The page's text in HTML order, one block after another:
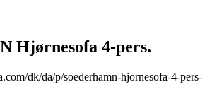
Hjørnesofa 4-pers.
dk/da/p/soederhamn-hjornesofa-4-pers-